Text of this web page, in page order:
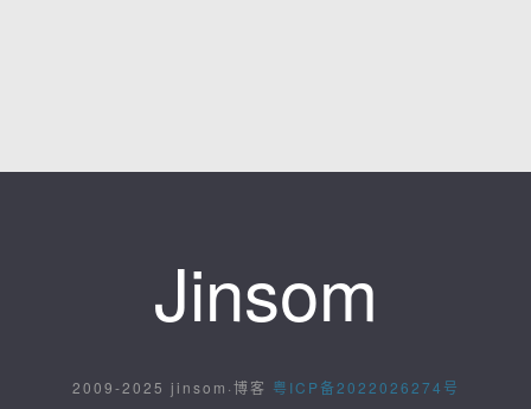
Jinsom
2009-2025 jinsom·博客 粤ICP备2022026274号